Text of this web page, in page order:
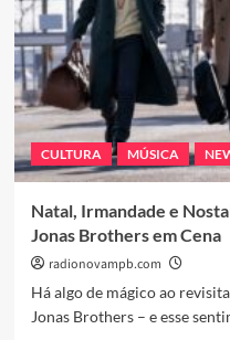
evolução
ambições
reforçadas
para
carreira
CULTURA MÚSICA
Natal, Irmandade e
Jonas Brothers em Cena
radionovampb.com
Há algo de mágico ao
Jonas Brothers – e esse